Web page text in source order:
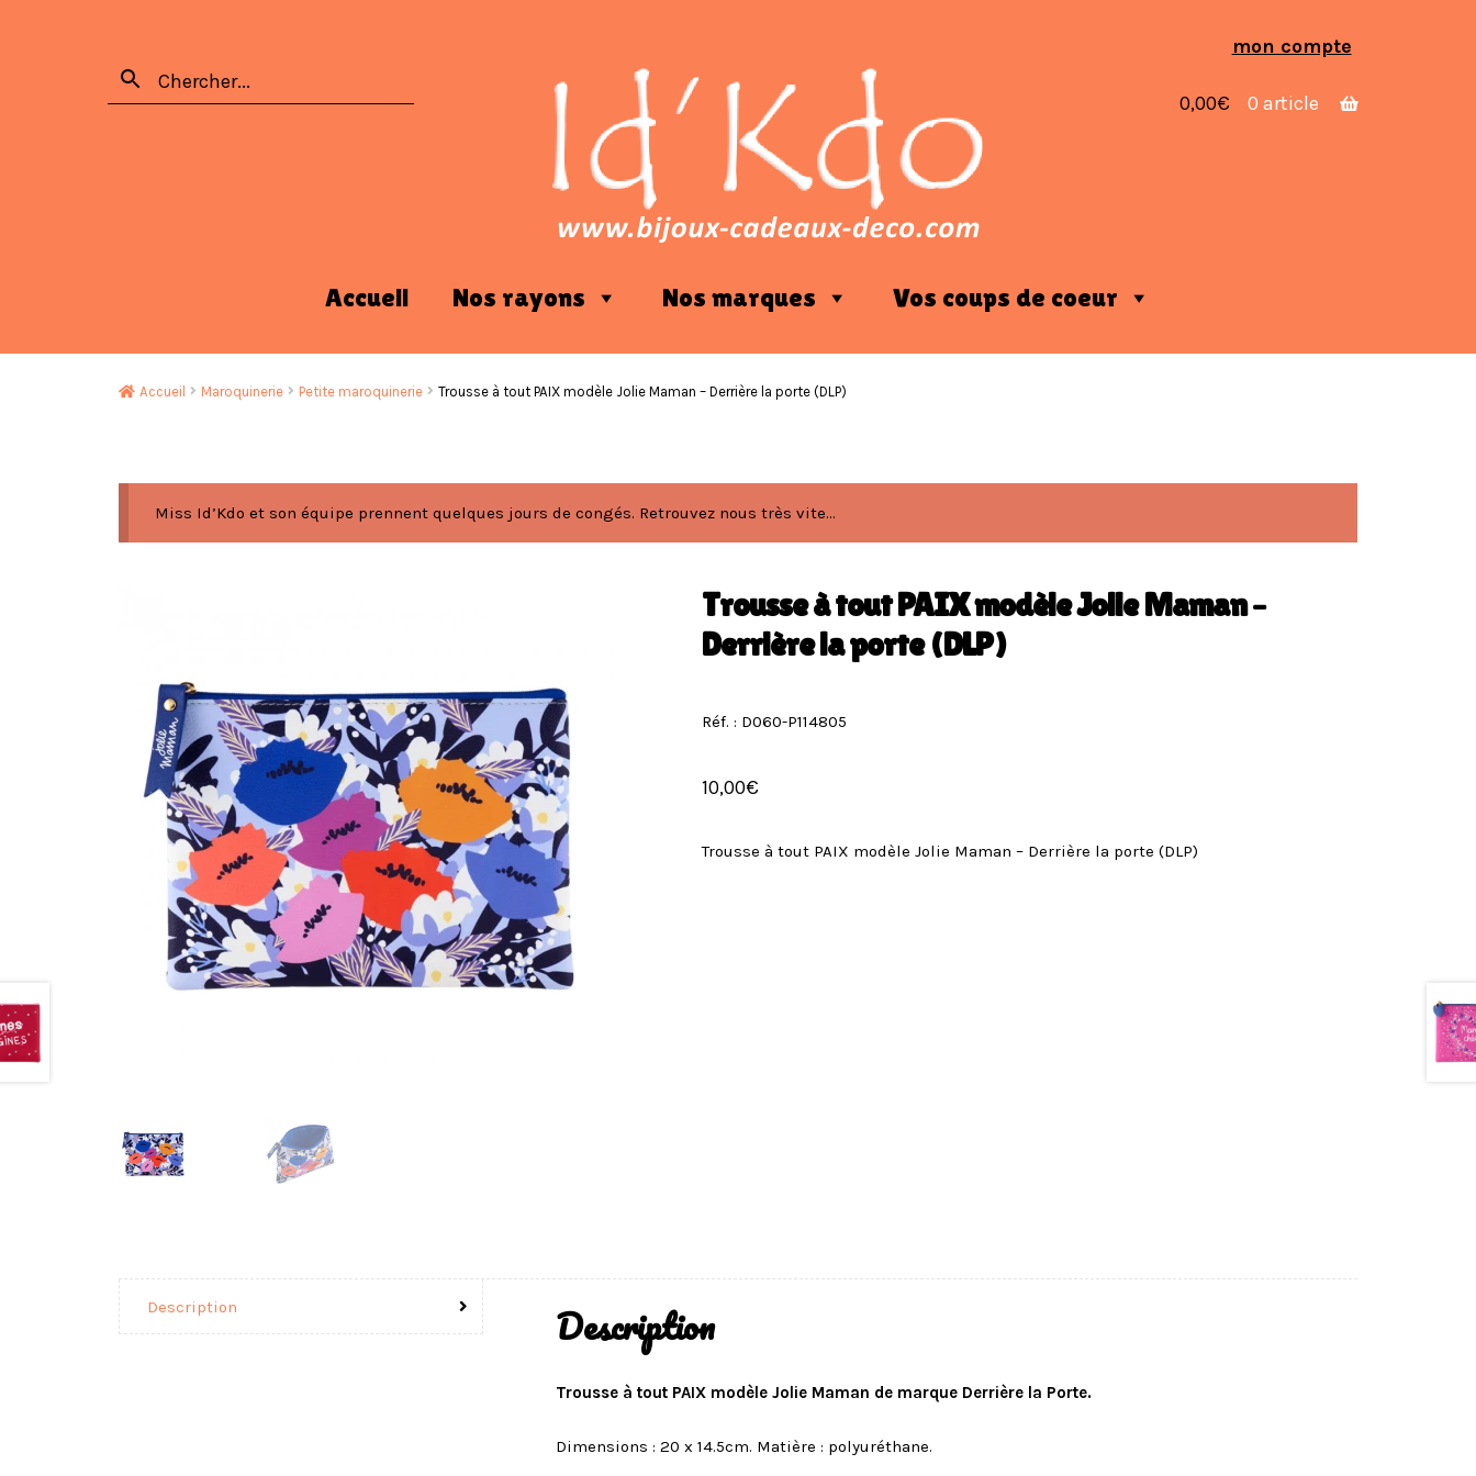
mon compte
0,00€ 0 article
Accueil Nos rayons Nos marques Vos coups de coeur
Accueil Maroquinerie Petite maroquinerie Trousse à tout PAIX modèle Jolie Maman – Derrière la porte (DLP)
Miss Id’Kdo et son équipe prennent quelques jours de congés. Retrouvez nous très vite...
Trousse à tout PAIX modèle Jolie Maman –
Derrière la porte (DLP)
Réf. : D060-P114805
10,00€
Trousse à tout PAIX modèle Jolie Maman – Derrière la porte (DLP)
Description Description
Trousse à tout PAIX modèle Jolie Maman de marque Derrière la Porte.
Dimensions : 20 x 14.5cm. Matière : polyuréthane.